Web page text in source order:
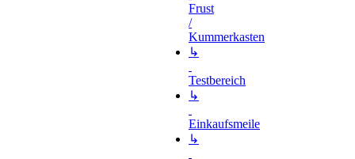
Frust
/
Kummerkasten
↳
Testbereich
↳
Einkaufsmeile
↳